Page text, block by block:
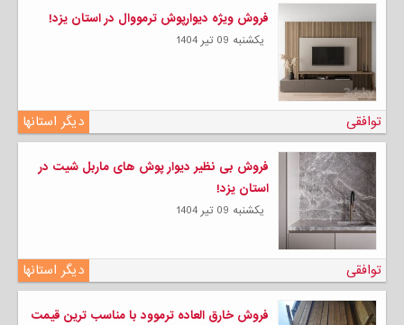
فروش ویژه دیوارپوش ترمووال در استان یزد!
يكشنبه 09 تیر 1404
دیگر استانها توافقی
فروش بی نظیر دیوار پوش های ماربل شیت در
استان یزد!
يكشنبه 09 تیر 1404
دیگر استانها توافقی
فروش خارق العاده ترموود با مناسب ترین قیمت